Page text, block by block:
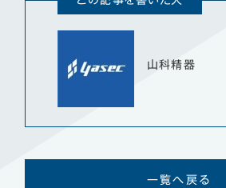
山科精器
一覧へ戻る